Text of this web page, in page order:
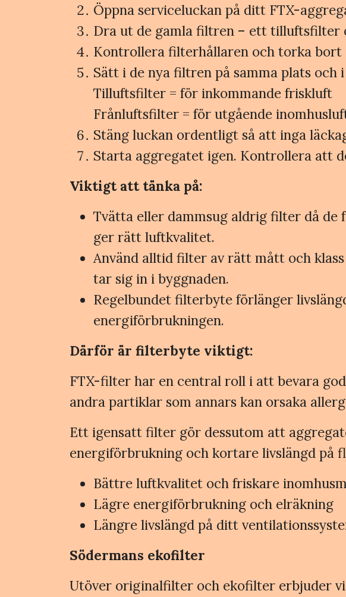
Öppna serviceluckan på ditt FTX-
Dra ut de gamla filtren – ett tilluftsfilter
Kontrollera filterhållaren och torka bort
Sätt i de nya filtren på samma plats och
Tilluftsfilter = för inkommande friskluft
Frånluftsfilter = för utgående
Stäng luckan ordentligt så att inga
Starta aggregatet igen. Kontrollera att
Viktigt att tänka på:
Tvätta eller dammsug aldrig filter då
ger rätt luftkvalitet.
Använd alltid filter av rätt mått och
tar sig in i byggnaden.
Regelbundet filterbyte förlänger
energiförbrukningen.
Därför är filterbyte viktigt:
FTX-filter har en central roll i att bevara
andra partiklar som annars kan orsaka
Ett igensatt filter gör dessutom att
energiförbrukning och kortare livslängd på
Bättre luftkvalitet och friskare
Lägre energiförbrukning och elräkning
Längre livslängd på ditt
Södermans ekofilter
Utöver originalfilter och ekofilter erbjuder